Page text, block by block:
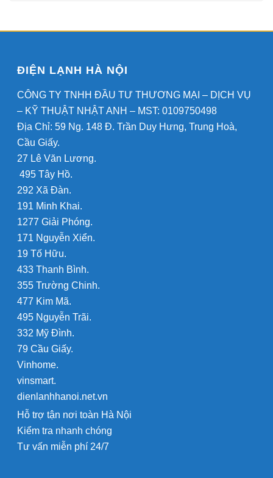
ĐIỆN LẠNH HÀ NỘI
CÔNG TY TNHH ĐẦU TƯ THƯƠNG MẠI – DỊCH VỤ
– KỸ THUẬT NHẬT ANH – MST: 0109750498
Địa Chỉ: 59 Ng. 148 Đ. Trần Duy Hưng, Trung Hoà,
Cầu Giấy.
27 Lê Văn Lương.
495 Tây Hồ.
292 Xã Đàn.
191 Minh Khai.
1277 Giải Phóng.
171 Nguyễn Xiển.
19 Tố Hữu.
433 Thanh Bình.
355 Trường Chinh.
477 Kim Mã.
495 Nguyễn Trãi.
332 Mỹ Đình.
79 Cầu Giấy.
Vinhome.
vinsmart.
dienlanhhanoi.net.vn
Hỗ trợ tận nơi toàn Hà Nội
Kiểm tra nhanh chóng
Tư vấn miễn phí 24/7